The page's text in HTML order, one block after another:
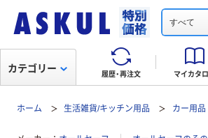
すべて
履歴・再注文 マイカタ
カテゴリー
ホーム 生活雑貨/キッチン用品 カー用品